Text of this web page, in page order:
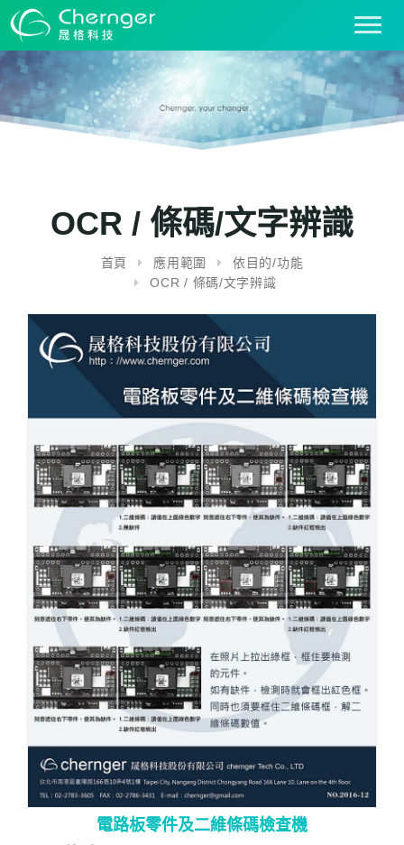
T
o
g
l
e
OCR / 條碼/文字辨識
首頁 應用範圍
依目的/功能
OCR / 條碼/文字辨識
電路板零件及二維條碼檢查機